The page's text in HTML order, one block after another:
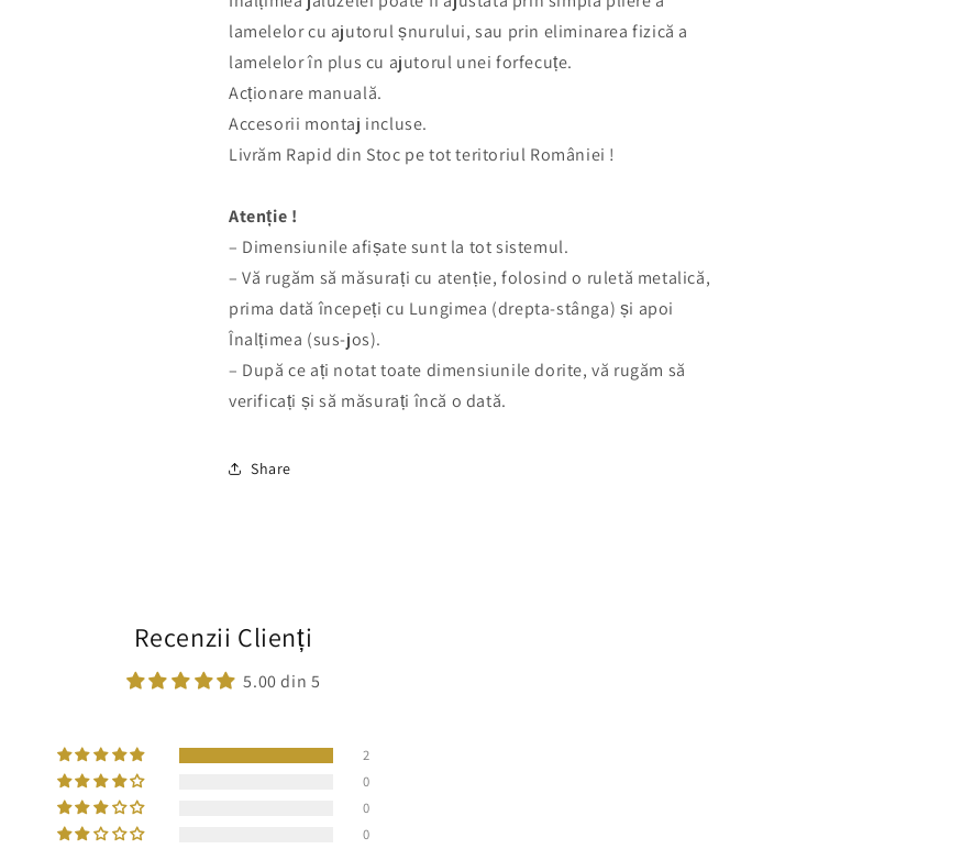
lamelelor cu ajutorul șnurului, sau prin eliminarea fizică a
lamelelor în plus cu ajutorul unei forfecuțe.
Acționare manuală.
Accesorii montaj incluse.
Livrăm Rapid din Stoc pe tot teritoriul României !
Atenție !
– Dimensiunile afișate sunt la tot sistemul.
– Vă rugăm să măsurați cu atenție, folosind o ruletă metalică,
prima dată începeți cu Lungimea (drepta-stânga) și apoi
Înalțimea (sus-jos).
– După ce ați notat toate dimensiunile dorite, vă rugăm să
verificați și să măsurați încă o dată.
Share
Recenzii Clienți
5.00 din 5
2
0
0
0